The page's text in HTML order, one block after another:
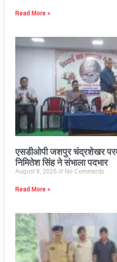
Read More »
एसडीओपी जशपुर चंद्रशेखर परमा
निमितेश सिंह ने संभाला पदभार
August 9, 2026 No Comments
Read More »